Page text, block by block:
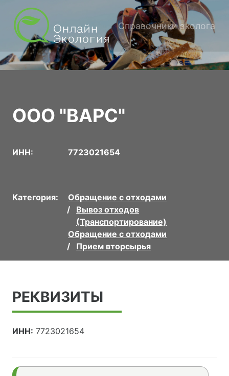
Справочники эколога
ООО "ВАРС"
ИНН: 7723021654
Категория:
Обращение с отходами
Вывоз отходов
(Транспортирование)
Обращение с отходами
Прием вторсырья
РЕКВИЗИТЫ
ИНН: 7723021654